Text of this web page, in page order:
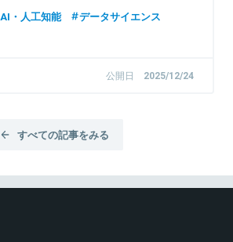
AI・人工知能
データサイエンス
公開日 2025/12/24
すべての記事をみる